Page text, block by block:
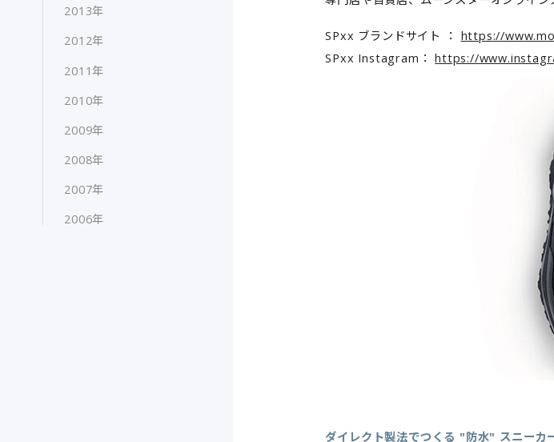
2013年
2012年
2011年
2010年
2009年
2008年
2007年
2006年
SPxx ブランドサイト ： https://
SPxx Instagram：https://
ダイレクト製法でつくる "防水" スニーカ